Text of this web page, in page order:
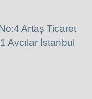
Artaş Ticaret
Avcılar İstanbul